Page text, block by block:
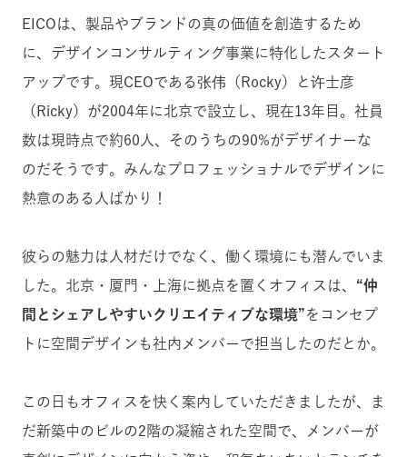
EICOは、製品やブランドの真の価値を創造するため
に、デザインコンサルティング事業に特化したスタート
アップです。現CEOである张伟（Rocky）と许士彦
（Ricky）が2004年に北京で設立し、現在13年目。社員
数は現時点で約60人、そのうちの90%がデザイナーな
のだそうです。みんなプロフェッショナルでデザインに
熱意のある人ばかり！
彼らの魅力は人材だけでなく、働く環境にも潜んでいま
した。北京・厦門・上海に拠点を置くオフィスは、 “仲
間とシェアしやすいクリエイティブな環境”をコンセプ
トに空間デザインも社内メンバーで担当したのだとか。
この日もオフィスを快く案内していただきましたが、ま
だ新築中のビルの2階の凝縮された空間で、メンバーが